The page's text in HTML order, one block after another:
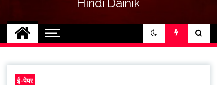
Hindi Dainik
ई-पेपर